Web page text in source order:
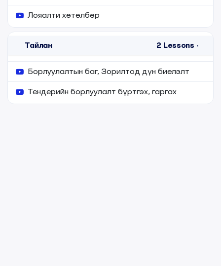
Лояалти хөтөлбөр
Тайлан 2 Lessons ·
Борлуулалтын баг, Зорилтод дүн биелэлт
Тендерийн борлуулалт бүртгэх, гаргах